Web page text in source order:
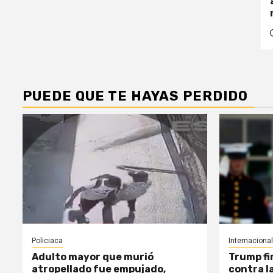
PUEDE QUE TE HAYAS PERDIDO
Policiaca
Adulto mayor que murió
atropellado fue empujado,
Internacional
Trump
contra